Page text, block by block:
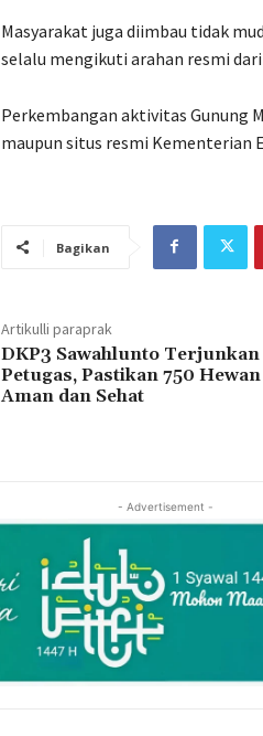
Masyarakat juga diimbau tidak
selalu mengikuti arahan resmi
Perkembangan aktivitas Gunung
maupun situs resmi Kementerian
Bagikan
Artikulli paraprak
DKP3 Sawahlunto Terjunkan
Petugas, Pastikan 750
Aman dan Sehat
- Advertisement -